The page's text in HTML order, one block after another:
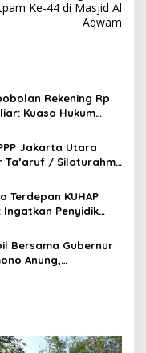
Ke-44 di Masjid Al
Aqwam
Rekening Rp
Kuasa Hukum
Internal Bank Aladin
Jakarta Utara
Ta’aruf / Silaturahmi
Baru, Fokus
Jelang
13 September
Terdepan KUHAP
Ingatkan Penyidik
Bersama Gubernur
Anung,